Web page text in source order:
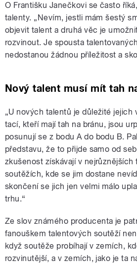
O Františku Janečkovi se často
talenty. „Nevím, jestli mám šestý
objevit talent a druhá věc je
rozvinout. Je spousta
nedostanou žádnou příležitost a
Nový talent musí mít tah
„U nových talentů je důležité jejich
tací, kteří mají tah na bránu, jsou
posunují se z bodu A do bodu B.
představu, že to přijde samo od
zkušenost získávají v nejrůznějších
soutěžích, kde se jim dostane
skončení se jich jen velmi málo
trhu.“
Ze slov známého producenta je
fanouškem talentových soutěží
když soutěže probíhají v zemích,
rozvinutější, a v zemích, jako je ta